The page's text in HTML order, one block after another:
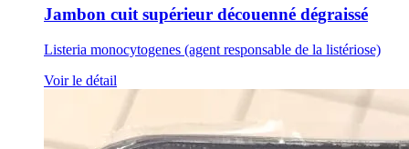
Jambon cuit supérieur découenné dégraissé
Listeria monocytogenes (agent responsable de la listériose)
Voir le détail